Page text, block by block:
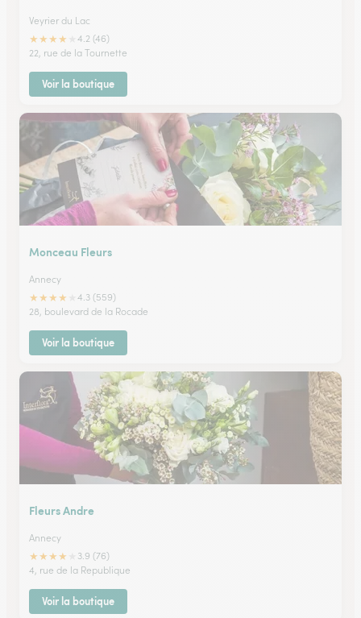
Veyrier du Lac
★★★★
4.2 (46)
22, rue de la Tournette
Voir la boutique
Monceau Fleurs
Annecy
★★★★
4.3 (559)
28, boulevard de la Rocade
Voir la boutique
Fleurs Andre
Annecy
★★★★
3.9 (76)
4, rue de la Republique
Voir la boutique